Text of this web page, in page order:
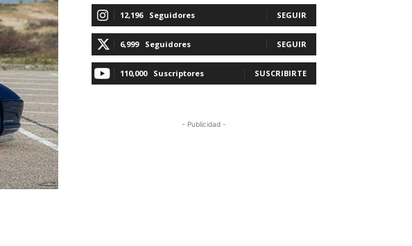
12,196 Seguidores SEGUIR
6,999 Seguidores SEGUIR
110,000 Suscriptores SUSCRIBIRTE
- Publicidad -